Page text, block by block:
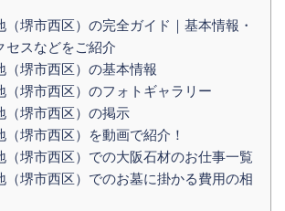
（堺市西区）の完全ガイド｜基本情報・
セスなどをご紹介
（堺市西区）の基本情報
（堺市西区）のフォトギャラリー
（堺市西区）の掲示
堺市西区）を動画で紹介！
（堺市西区）での大阪石材のお仕事一覧
（堺市西区）でのお墓に掛かる費用の相